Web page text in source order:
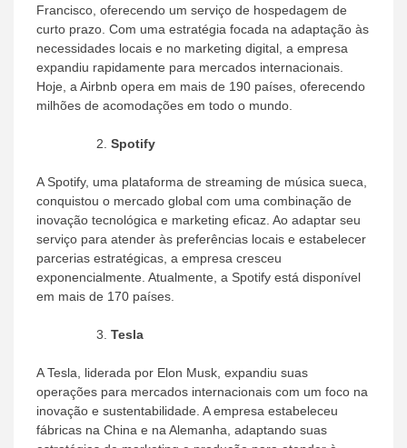
Francisco, oferecendo um serviço de hospedagem de
curto prazo. Com uma estratégia focada na adaptação às
necessidades locais e no marketing digital, a empresa
expandiu rapidamente para mercados internacionais.
Hoje, a Airbnb opera em mais de 190 países, oferecendo
milhões de acomodações em todo o mundo.
Spotify
A Spotify, uma plataforma de streaming de música sueca,
conquistou o mercado global com uma combinação de
inovação tecnológica e marketing eficaz. Ao adaptar seu
serviço para atender às preferências locais e estabelecer
parcerias estratégicas, a empresa cresceu
exponencialmente. Atualmente, a Spotify está disponível
em mais de 170 países.
Tesla
A Tesla, liderada por Elon Musk, expandiu suas
operações para mercados internacionais com um foco na
inovação e sustentabilidade. A empresa estabeleceu
fábricas na China e na Alemanha, adaptando suas